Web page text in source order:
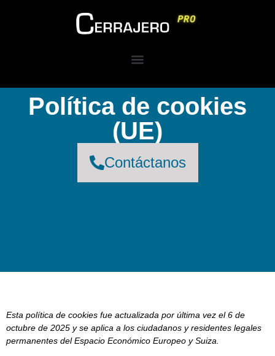
Política de cookies
(UE)
Contáctanos
Esta política de cookies fue actualizada por última vez el 6 de
octubre de 2025 y se aplica a los ciudadanos y residentes legales
permanentes del Espacio Económico Europeo y Suiza.